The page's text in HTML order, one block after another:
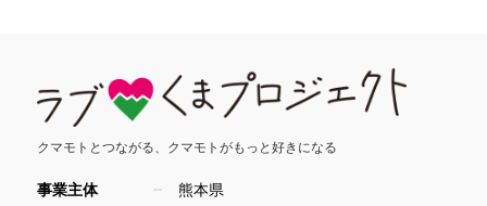
クマモトとつながる、 クマモトがもっと好きになる
事業主体
熊本県